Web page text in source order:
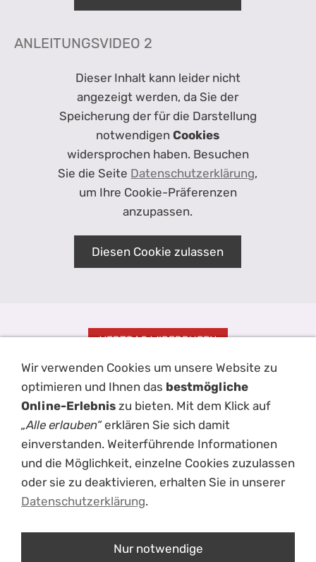
ANLEITUNGSVIDEO 2
Dieser Inhalt kann leider nicht
angezeigt werden, da Sie der
Speicherung der für die Darstellung
notwendigenCookies
widersprochen haben. Besuchen
Sie die Seite Datenschutzerklärung,
um Ihre Cookie-Präferenzen
anzupassen.
Diesen Cookie zulassen
VERTRAG WIDERRUFEN
Impressum AGBKontaktHilfeDisclaimerDatenschutz
HaftungsausschlussVersand
Wir verwenden Cookies um unsere Website zu
optimieren und Ihnen das bestmögliche
Online-Erlebnis zu bieten. Mit dem Klick auf
„Alle erlauben“erklären Sie sich damit
einverstanden. Weiterführende Informationen
und die Möglichkeit, einzelne Cookies zuzulassen
oder sie zu deaktivieren, erhalten Sie in unserer
Datenschutzerklärung.
Nur notwendige